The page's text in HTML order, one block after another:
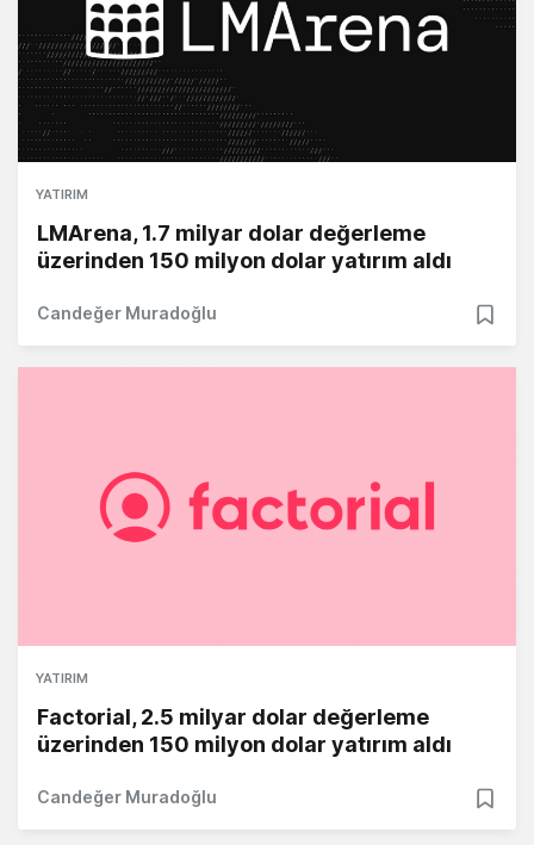
YATIRIM
LMArena, 1.7 milyar dolar değerleme
üzerinden 150 milyon dolar yatırım aldı
Candeğer Muradoğlu
YATIRIM
Factorial, 2.5 milyar dolar değerleme
üzerinden 150 milyon dolar yatırım aldı
Candeğer Muradoğlu